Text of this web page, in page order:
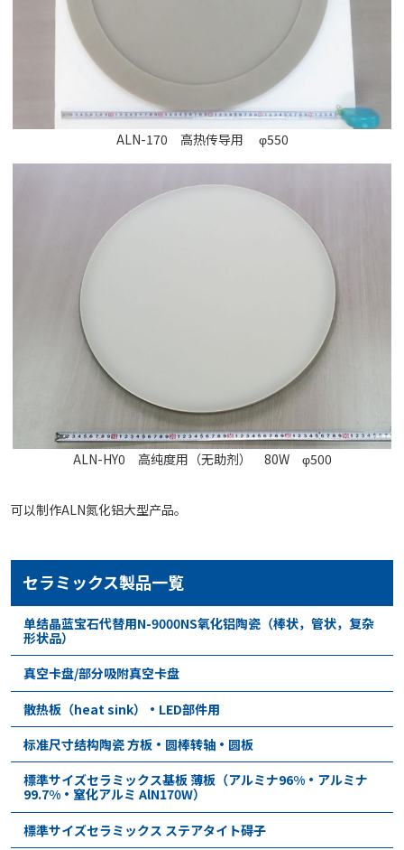
ALN-170 高热传导用 φ550
ALN-HY0 高纯度用（无助剂） 80W φ500
可以制作ALN氮化铝大型产品。
セラミックス製品一覧
单结晶蓝宝石代替用N-9000NS氧化铝陶瓷（棒状，管状，复杂
形状品）
真空卡盘/部分吸附真空卡盘
散热板（heat sink）•LED部件用
标准尺寸结构陶瓷 方板・圆棒转轴・圆板
標準サイズセラミックス基板 薄板（アルミナ96%・アルミナ
99.7%・窒化アルミ AlN170W）
標準サイズセラミックス ステアタイト碍子